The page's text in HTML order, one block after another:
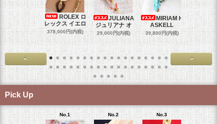
ROLEX ロ
レックス イエロ
378,000円(内税)
JULIANA
ジュリアナ オ
29,000円(内税)
MIRIAM H
ASKELL
39,800円(内税)
オメガマ
スダ
458,000円
< >
Pick Up
No.1 No.2 No.3 No.4